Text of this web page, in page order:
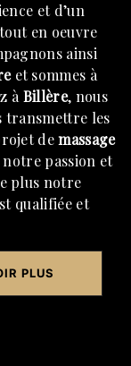
et d’un
en oeuvre
ainsi
et sommes à
à Billère, nous
transmettre les
demassage
passion et
plus notre
qualifiée et
PLUS